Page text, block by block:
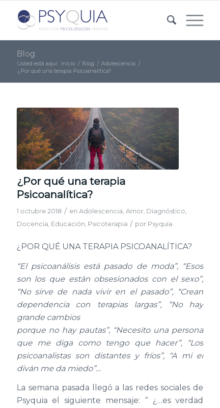
Blog
Usted está aquí: Inicio / Blog / Adolescencia /
¿Por qué una terapia Psicoanalítica?
¿Por qué una terapia
Psicoanalítica?
1 octubre 2018 / en Adolescencia Amor, Diagnóstico
Docencia Educación Psicoterapia / por Psyquia
¿POR QUÉ UNA TERAPIA PSICOANALÍTICA?
“El psicoanálisis está pasado de moda”, “Esos
son los que están obsesionados con el sexo”,
“No sirve de nada vivir en el pasado”, “Crean
dependencia con terapias largas”, “No hay
grande cambios
porque no hay pautas”, “Necesito una persona
que me diga como tengo que hacer”, “Los
psicoanalistas son distantes y fríos”, “A mi el
diván me da miedo”…
La semana pasada llegó a las redes sociales de
Psyquia el siguiente mensaje: “ ¿…es verdad